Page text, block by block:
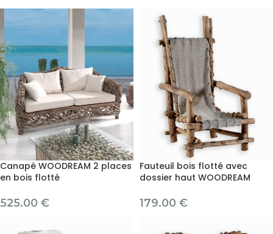
Canapé WOODREAM 2 places
en bois flotté
525.00 €
Fauteuil bois flotté avec
dossier haut WOODREAM
179.00 €